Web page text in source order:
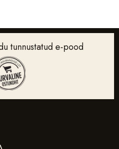
tunnustatud e-pood